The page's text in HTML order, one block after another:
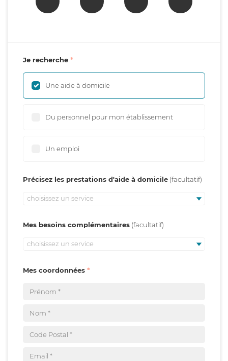
Je recherche
Une aide à domicile
Du personnel pour mon établissement
Un emploi
Précisez les prestations d'aide à domicile
choisissez un service
Mes besoins complémentaires
choisissez un service
Mes coordonnées